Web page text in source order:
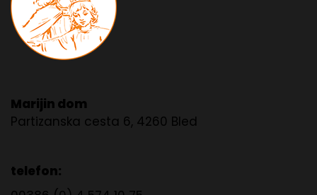
Marijin dom
Partizanska cesta 6, 4260 Bled
telefon: